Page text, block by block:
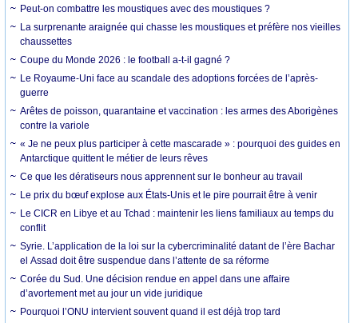
Peut-on combattre les moustiques avec des moustiques ?
La surprenante araignée qui chasse les moustiques et préfère nos vieilles
chaussettes
Coupe du Monde 2026 : le football a-t-il gagné ?
Le Royaume-Uni face au scandale des adoptions forcées de l’après-
guerre
Arêtes de poisson, quarantaine et vaccination : les armes des Aborigènes
contre la variole
« Je ne peux plus participer à cette mascarade » : pourquoi des guides en
Antarctique quittent le métier de leurs rêves
Ce que les dératiseurs nous apprennent sur le bonheur au travail
Le prix du bœuf explose aux États-Unis et le pire pourrait être à venir
Le CICR en Libye et au Tchad : maintenir les liens familiaux au temps du
conflit
Syrie. L’application de la loi sur la cybercriminalité datant de l’ère Bachar
el Assad doit être suspendue dans l’attente de sa réforme
Corée du Sud. Une décision rendue en appel dans une affaire
d’avortement met au jour un vide juridique
Pourquoi l’ONU intervient souvent quand il est déjà trop tard